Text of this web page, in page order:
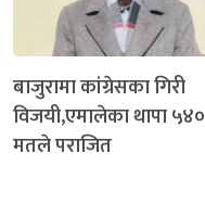
बाजुरामा कांग्रेसका गिरी
विजयी,एमालेका थापा ५४०
मतले पराजित